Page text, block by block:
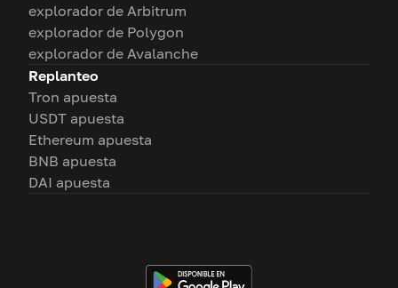
explorador de Arbitrum
explorador de Polygon
explorador de Avalanche
Replanteo
Tron apuesta
USDT apuesta
Ethereum apuesta
BNB apuesta
DAI apuesta